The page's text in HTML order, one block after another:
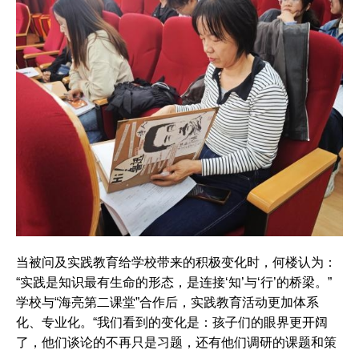
当被问及实践教育给学校带来的积极变化时，何楼认为：
“实践是知识最有生命的形态，是连接‘知’与‘行’的桥梁。”
学校与“海亮第二课堂”合作后，实践教育活动更加体系
化、专业化。“我们看到的变化是：孩子们的眼界更开阔
了，他们谈论的不再只是习题，还有他们调研的课题和策